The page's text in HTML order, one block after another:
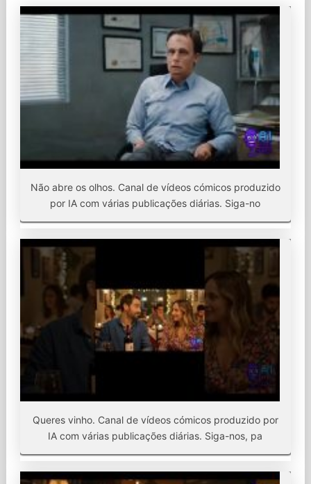
Não abre os olhos. Canal de vídeos cómicos produzido
por IA com várias publicações diárias. Siga-no
Queres vinho. Canal de vídeos cómicos produzido por
IA com várias publicações diárias. Siga-nos, pa